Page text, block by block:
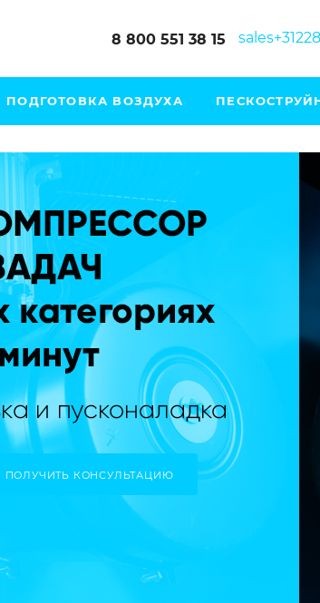
8 800 551 38 15
ПОДГОТОВКА ВОЗДУХА
ПОЛУЧИТЬ КОНСУЛЬТАЦИЮ